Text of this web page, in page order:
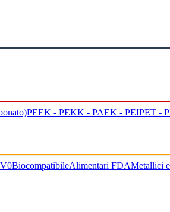
PEEK - PEKK - PAEK - PEIPET -
BiocompatibileAlimentari FDAMetallici